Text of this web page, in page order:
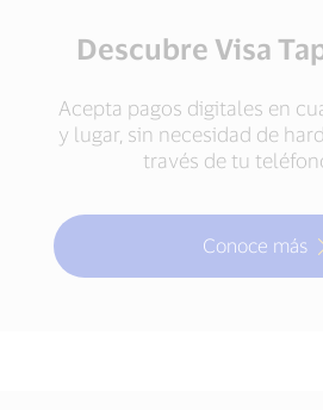
Descubre Visa
Acepta pagos digitales en
y lugar, sin necesidad de
través de tu
Conoce más